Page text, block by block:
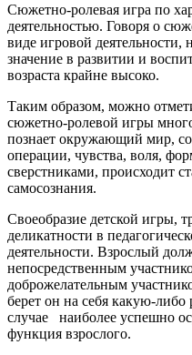
Сюжетно-ролевая игра по
деятельностью. Говоря о
виде игровой деятельности,
значение в развитии и
возраста крайне высоко.
Таким образом, можно
сюжетно-ролевой игры
познает окружающий мир,
операции, чувства, воля,
сверстниками, происходит
самосознания.
Своеобразие детской игры,
деликатности в
деятельности. Взрослый
непосредственным
доброжелательным
берет он на себя какую-либо
случае наиболее успешно
функция взрослого.